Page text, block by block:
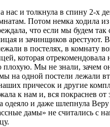
нас и толкнула в спину 2-х
Потом немка ходила
что если мы будем так
и зачинщиков арестуют.
в постелях, в комнату
которая отрекомендовала
плохую. Мы не знали, зачем
на одной постели лежали
причесок и другие
к нам и, вся покраснев от
одеяло и даже шлепнула
дамы» не считались с